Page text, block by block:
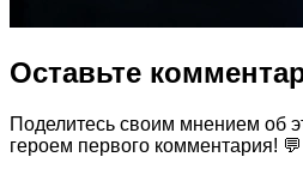
Оставьте
Поделитесь своим мнением об
героем первого комментария! 💬